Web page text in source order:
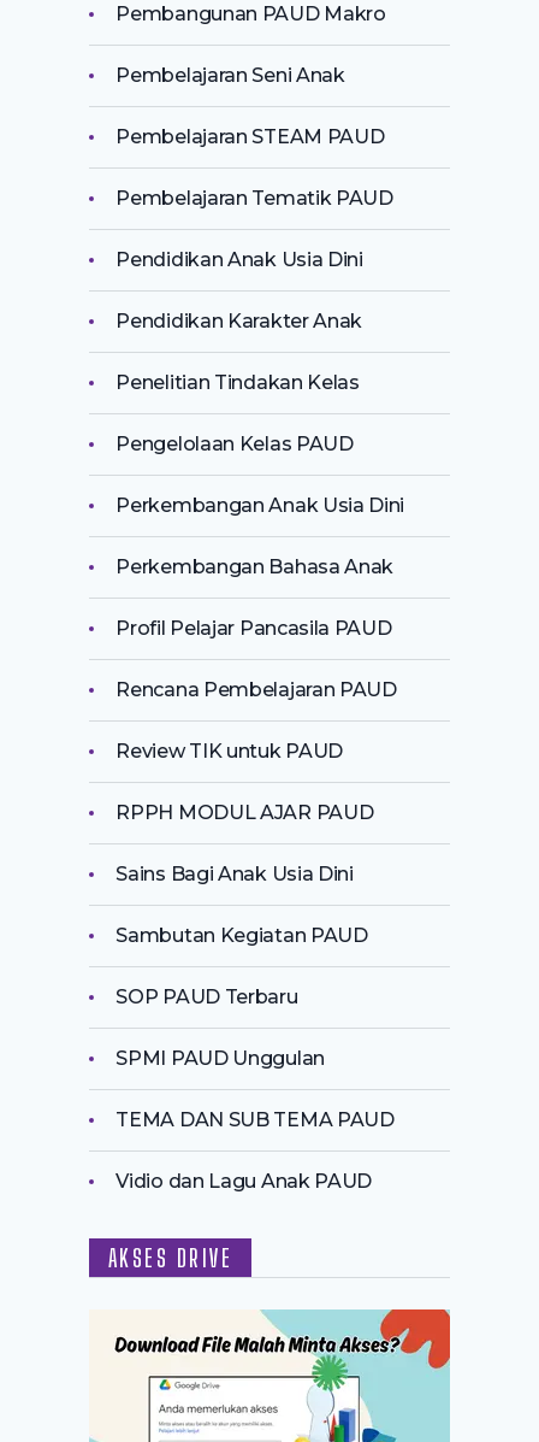
Pembangunan PAUD Makro
Pembelajaran Seni Anak
Pembelajaran STEAM PAUD
Pembelajaran Tematik PAUD
Pendidikan Anak Usia Dini
Pendidikan Karakter Anak
Penelitian Tindakan Kelas
Pengelolaan Kelas PAUD
Perkembangan Anak Usia Dini
Perkembangan Bahasa Anak
Profil Pelajar Pancasila PAUD
Rencana Pembelajaran PAUD
Review TIK untuk PAUD
RPPH MODUL AJAR PAUD
Sains Bagi Anak Usia Dini
Sambutan Kegiatan PAUD
SOP PAUD Terbaru
SPMI PAUD Unggulan
TEMA DAN SUB TEMA PAUD
Vidio dan Lagu Anak PAUD
AKSES DRIVE